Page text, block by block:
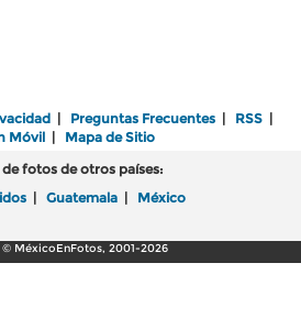
| Preguntas Frecuentes | RSS |
Móvil| Mapa de Sitio
de fotos de otros países:
| Guatemala | México
MéxicoEnFotos, 2001-2026